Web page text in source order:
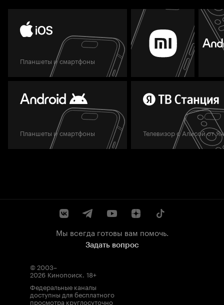
Планшеты и смартфоны
Планшеты и смартфоны Телевизор с Алисой от
Мы всегда готовы вам помочь.
Задать вопрос
© 2003–
2026 Кинопоиск. 18+
Федеральные каналы
доступны для бесплатного
просмотра круглосуточно